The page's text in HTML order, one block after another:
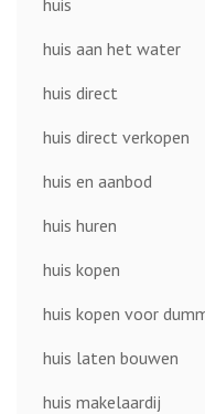
huis aan het water
huis direct
huis direct verkopen
huis en aanbod
huis huren
huis kopen
huis kopen voor
huis laten bouwen
huis makelaardij